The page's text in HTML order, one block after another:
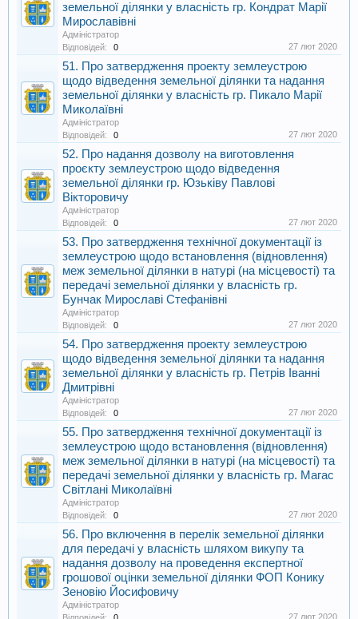
земельної ділянки у власність гр. Кондрат Марії
Мирославівні
Адміністратор
Відповідей:
0 27 лют 2020
51. Про затвердження проекту землеустрою
щодо відведення земельної ділянки та надання
земельної ділянки у власність гр. Пикало Марії
Миколаївні
Адміністратор
Відповідей:
0 27 лют 2020
52. Про надання дозволу на виготовлення
проєкту землеустрою щодо відведення
земельної ділянки гр. Юзьківу Павлові
Вікторовичу
Адміністратор
Відповідей:
0 27 лют 2020
53. Про затвердження технічної документації із
землеустрою щодо встановлення (відновлення)
меж земельної ділянки в натурі (на місцевості) та
передачі земельної ділянки у власність гр.
Бунчак Мирославі Стефанівні
Адміністратор
Відповідей:
0 27 лют 2020
54. Про затвердження проекту землеустрою
щодо відведення земельної ділянки та надання
земельної ділянки у власність гр. Петрів Іванні
Дмитрівні
Адміністратор
Відповідей:
0 27 лют 2020
55. Про затвердження технічної документації із
землеустрою щодо встановлення (відновлення)
меж земельної ділянки в натурі (на місцевості) та
передачі земельної ділянки у власність гр. Магас
Світлані Миколаївні
Адміністратор
Відповідей:
0 27 лют 2020
56. Про включення в перелік земельної ділянки
для передачі у власність шляхом викупу та
надання дозволу на проведення експертної
грошової оцінки земельної ділянки ФОП Конику
Зеновію Йосифовичу
Адміністратор
27 лют 2020